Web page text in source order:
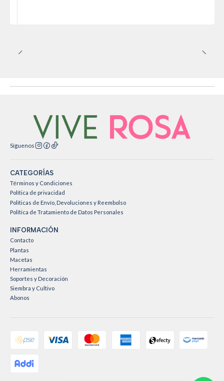
Síguenos
CATEGORÍAS
Términos y Condiciones
Política de privacidad
Políticas de Envío, Devoluciones y Reembolso
Política de Tratamiento de Datos Personales
INFORMACIÓN
Contacto
Plantas
Macetas
Herramientas
Soportes y Decoración
Siembra y Cultivo
Abonos